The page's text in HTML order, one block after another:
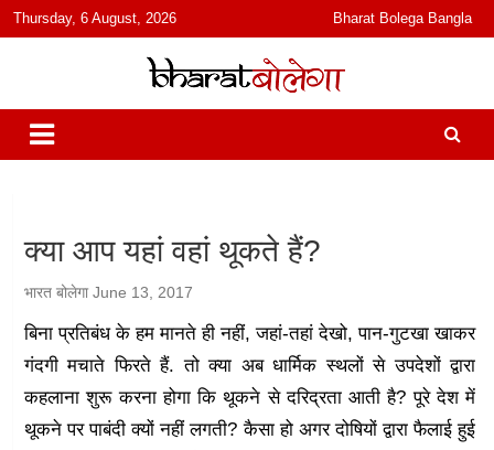
content
Thursday, 6 August, 2026 Bharat Bolega Bangla
भारत बोलेगा
हिंदी में समाचार, विचार, ऑडियो, वीडियो और फ़ीचर. भारत बोलेगा हिंदी न्यूज़ वेबसाइट
India: News, Views, Info, Trends & Podcast I जानकारी भी समझदारी भी
और पॉडकास्ट
क्या आप यहां वहां थूकते हैं?
भारत बोलेगा June 13, 2017
बिना प्रतिबंध के हम मानते ही नहीं, जहां-तहां देखो, पान-गुटखा खाकर
गंदगी मचाते फिरते हैं. तो क्या अब धार्मिक स्थलों से उपदेशों द्वारा
कहलाना शुरू करना होगा कि थूकने से दरिद्रता आती है? पूरे देश में
थूकने पर पाबंदी क्यों नहीं लगती? कैसा हो अगर दोषियों द्वारा फैलाई हुई